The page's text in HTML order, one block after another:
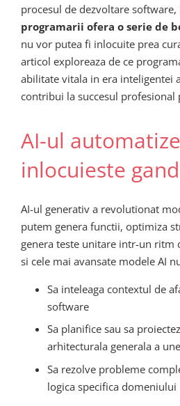
procesul de dezvoltare software,
programarii ofera o serie de
nu vor putea fi inlocuite prea
articol exploreaza de ce
abilitate vitala in era inteligentei
contribui la succesul profesional
AI-ul
inlocuieste
AI-ul generativ a revolutionat
putem genera functii, optimiza
genera teste unitare intr-un ritm
si cele mai avansate modele AI
Sa inteleaga contextul de
software
Sa planifice sau sa
arhitecturala generala a
Sa rezolve probleme
logica specifica domeniului